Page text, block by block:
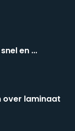
en ...
over laminaat